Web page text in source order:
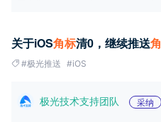
关于iOS角标清0，继续推送角
#极光推送 #iOS
极光技术支持团队 采纳